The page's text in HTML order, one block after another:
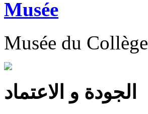
Musée
Musée du Collège
الجودة و الاعتماد